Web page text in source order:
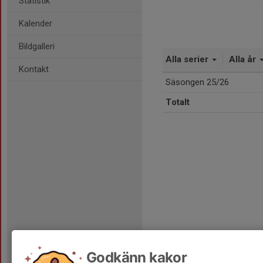
Kalender
Bildgalleri
Kontakt
Alla serier Alla år
Säsongen 25/26
Totalt
Godkänn kakor